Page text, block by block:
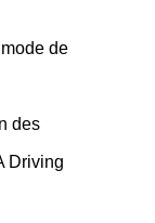
de
des
Driving